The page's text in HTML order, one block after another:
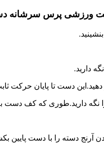
ورزشی پرس سرشانه
دارید.
دست تا پایان حرکت
نگه دارید.طوری که کف
دسته را با دست پایین